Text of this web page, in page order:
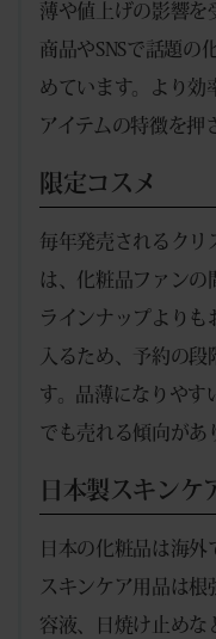
薄や値上げの影響を
商品やSNSで話題の
めています。より効
アイテムの特徴を押
限定コスメ
毎年発売されるクリ
は、化粧品ファンの
ラインナップよりも
入るため、予約の
す。品薄になりやす
でも売れる傾向があ
日本製スキンケ
日本の化粧品は海
スキンケア用品は
容液、日焼け止めな